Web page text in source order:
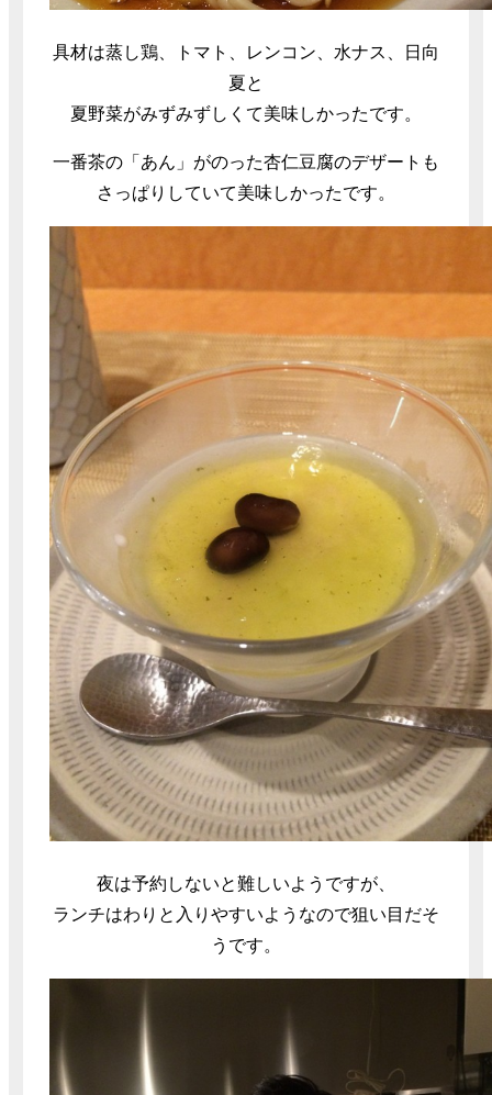
具材は蒸し鶏、トマト、レンコン、水ナス、日向
夏と
夏野菜がみずみずしくて美味しかったです。
一番茶の「あん」がのった杏仁豆腐のデザートも
さっぱりしていて美味しかったです。
夜は予約しないと難しいようですが、
ランチはわりと入りやすいようなので狙い目だそ
うです。